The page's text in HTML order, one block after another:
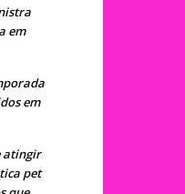
em
em
atingir
pet